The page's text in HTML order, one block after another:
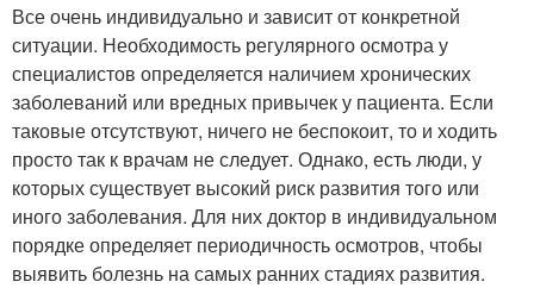
Все очень индивидуально и зависит от конкретной
ситуации. Необходимость регулярного осмотра у
специалистов определяется наличием хронических
заболеваний или вредных привычек у пациента. Если
таковые отсутствуют, ничего не беспокоит, то и ходить
просто так к врачам не следует. Однако, есть люди, у
которых существует высокий риск развития того или
иного заболевания. Для них доктор в индивидуальном
порядке определяет периодичность осмотров, чтобы
выявить болезнь на самых ранних стадиях развития.